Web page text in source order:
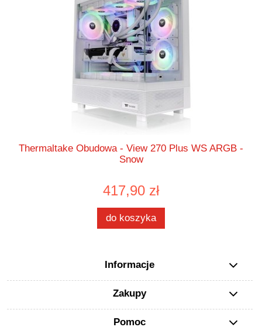
Thermaltake Obudowa - View 270 Plus WS ARGB -
Snow
417,90 zł
do koszyka
Informacje
Zakupy
Pomoc